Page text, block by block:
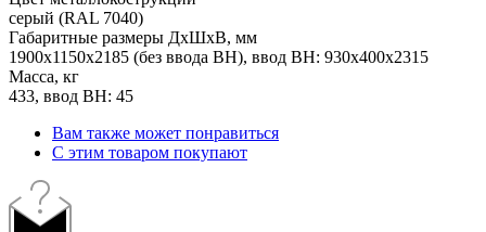
серый (RAL 7040)
Габаритные размеры ДхШхВ, мм
1900х1150х2185 (без ввода ВН), ввод ВН: 930х400х2315
Масса, кг
433, ввод ВН: 45
Вам также может понравиться
С этим товаром покупают